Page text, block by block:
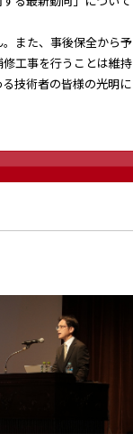
また、事後保全から予
工事を行うことは維持
技術者の皆様の光明に